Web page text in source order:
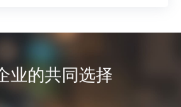
业的共同选择